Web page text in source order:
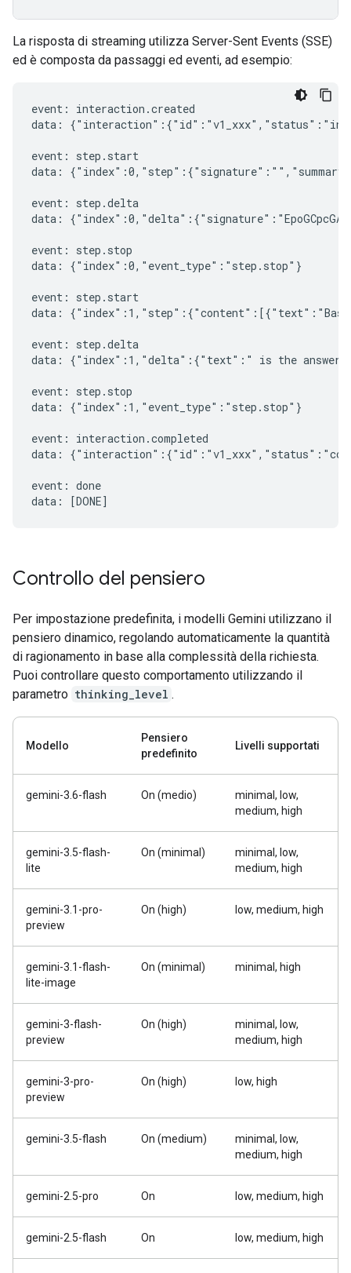
La risposta di streaming utilizza Server-Sent Events (SSE)
ed è composta da passaggi ed eventi, ad esempio:
event: interaction.created
data:
event: step.start
data:
event: step.delta
data:
event: step.stop
data: {"index":0,"event_type":"step.stop"}
event: step.start
data:
event: step.delta
data: {"index":1,"delta":{"text":" is the answer
event: step.stop
data: {"index":1,"event_type":"step.stop"}
event: interaction.completed
data:
event: done
Controllo del pensiero
Per impostazione predefinita, i modelli Gemini utilizzano il
pensiero dinamico, regolando automaticamente la quantità
di ragionamento in base alla complessità della richiesta.
Puoi controllare questo comportamento utilizzando il
parametro thinking_level .
Modello
Pensiero
predefinito
Livelli supportati
gemini-3.6-flash On (medio)
minimal, low,
medium, high
gemini-3.5-flash-
lite
On (minimal)
minimal, low,
medium, high
gemini-3.1-pro-
preview
On (high) low, medium, high
gemini-3.1-flash-
lite-image
On (minimal) minimal, high
gemini-3-flash-
preview
On (high)
minimal, low,
medium, high
gemini-3-pro-
preview
On (high) low, high
gemini-3.5-flash On (medium)
minimal, low,
medium, high
gemini-2.5-pro On low, medium, high
gemini-2.5-flash On low, medium, high